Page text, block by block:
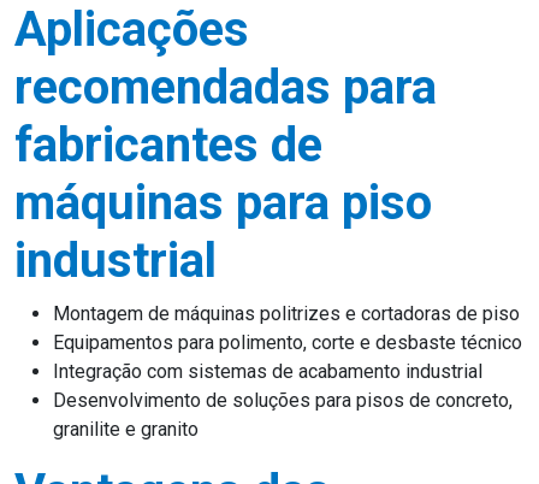
Aplicações
recomendadas para
fabricantes de
máquinas para piso
industrial
Montagem de máquinas politrizes e cortadoras de piso
Equipamentos para polimento, corte e desbaste técnico
Integração com sistemas de acabamento industrial
Desenvolvimento de soluções para pisos de concreto,
granilite e granito